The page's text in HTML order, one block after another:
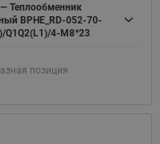
Теплообменник
BPHE_RD-052-70-
Q1Q2(L1)/4-M8*23
позиция